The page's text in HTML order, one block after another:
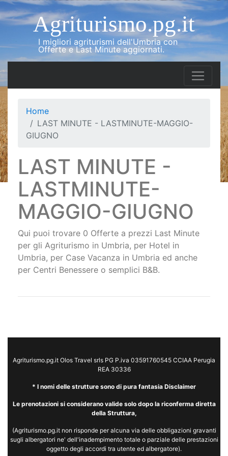
Agriturismo.pg.it
I migliori agriturismi dell'Umbria con
Offerte e Last Minute aggiornati.
Home
LAST MINUTE - LASTMINUTE-MAGGIO-
GIUGNO
LAST MINUTE -
LASTMINUTE-
MAGGIO-GIUGNO
Qui puoi trovare 0 Offerte a prezzi Last Minute
per gli Agriturismo in Umbria, per Hotel in
Umbria, per Case Vacanza in Umbria ed anche
per Centri Benessere o semplici B&B.
Agriturismo.pg.it Olos Travel srls PG P.iva 03591760545 CCIAA Perugia
REA 30336
* I nomi delle strutture sono di pura fantasia Disclaimer
Le prenotazioni si considerano valide solo dopo la riconferma diretta
della Struttura,
(Agriturismo.pg.it non risponde per alcuna via delle obbligazioni gravanti
sugli albergatori ne' dell'inadempimento totale o parziale delle prestazioni
oggetto degli accordi tra utente ed albergatore).